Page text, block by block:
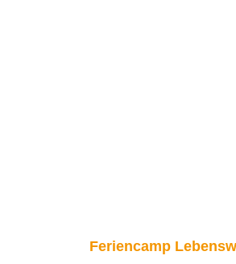
Feriencamp